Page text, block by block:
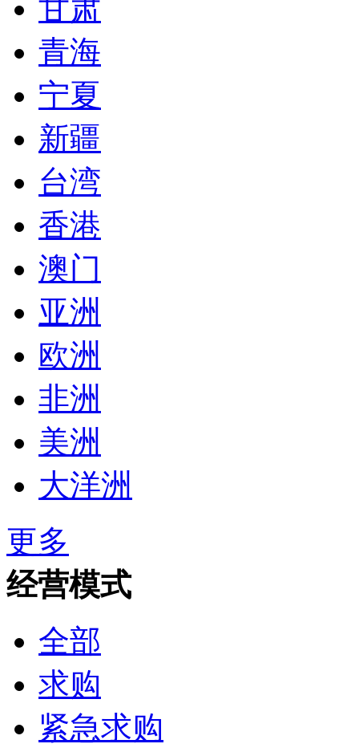
甘肃
青海
宁夏
新疆
台湾
香港
澳门
亚洲
欧洲
非洲
美洲
大洋洲
更多
经营模式
全部
求购
紧急求购